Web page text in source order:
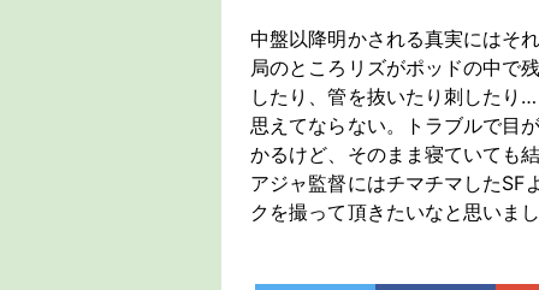
中盤以降明かされる真実にはそ
局のところリズがポッドの中で
したり、管を抜いたり刺したり
思えてならない。トラブルで目
かるけど、そのまま寝ていても
アジャ監督にはチマチマしたSF
クを撮って頂きたいなと思いま